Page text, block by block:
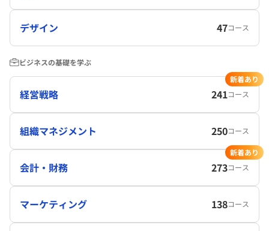
デザイン 47コース
ビジネスの基礎を学ぶ
経営戦略 241コース
新着あり
組織マネジメント 250コース
会計・財務 273コース
新着あり
マーケティング 138コース